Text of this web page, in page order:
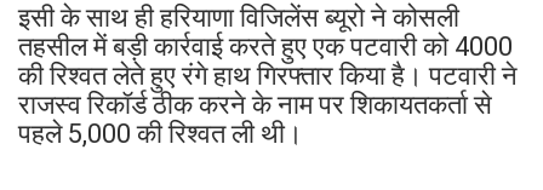
इसी के साथ ही हरियाणा विजिलेंस ब्यूरो ने कोसली
तहसील में बड़ी कार्रवाई करते हुए एक पटवारी को 4000
की रिश्वत लेते हुए रंगे हाथ गिरफ्तार किया है। पटवारी ने
राजस्व रिकॉर्ड ठीक करने के नाम पर शिकायतकर्ता से
पहले 5,000 की रिश्वत ली थी।